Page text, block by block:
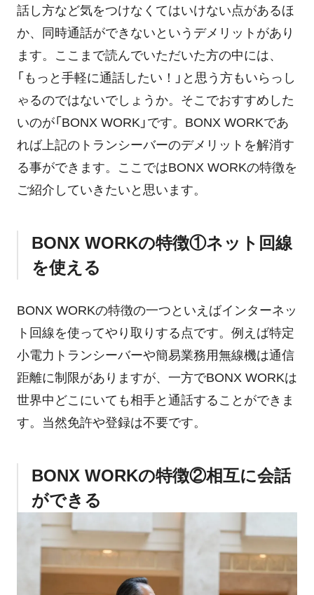
話し方など気をつけなくてはいけない点があるほ
か、同時通話ができないというデメリットがあり
ます。ここまで読んでいただいた方の中には、
「もっと手軽に通話したい！」と思う方もいらっし
ゃるのではないでしょうか。そこでおすすめした
いのが「BONX WORK」です。BONX WORKであ
れば上記のトランシーバーのデメリットを解消す
る事ができます。ここではBONX WORKの特徴を
ご紹介していきたいと思います。
BONX WORKの特徴①ネット回線
を使える
BONX WORKの特徴の一つといえばインターネッ
ト回線を使ってやり取りする点です。例えば特定
小電力トランシーバーや簡易業務用無線機は通信
距離に制限がありますが、一方でBONX WORKは
世界中どこにいても相手と通話することができま
す。当然免許や登録は不要です。
BONX WORKの特徴②相互に会話
ができる